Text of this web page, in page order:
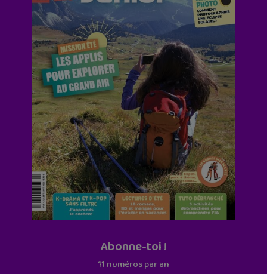
Abonne-toi !
11 numéros par an